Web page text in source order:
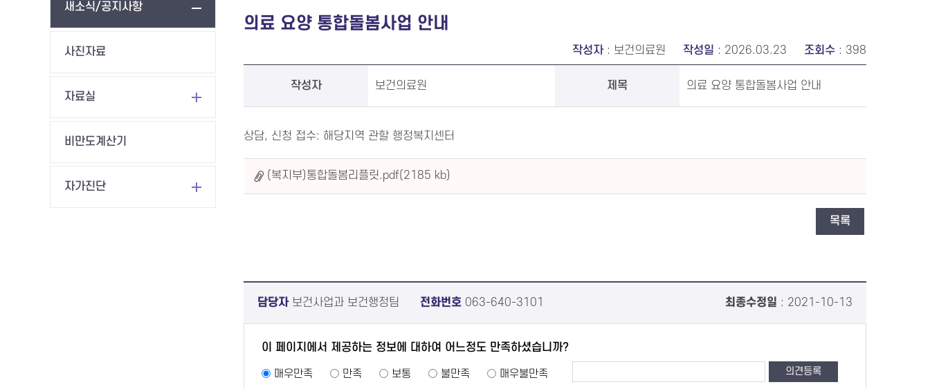
새소식/공지사항
사진자료
자료실
비만도계산기
자가진단
의료 요양 통합돌봄사업 안내
작성자: 보건의료원 작성일 : 2026.03.23 조회수 : 398
작성자 보건의료원 제목 의료 요양 통합돌봄사업 안내
상담, 신청 접수: 해당지역 관할 행정복지센터
(복지부)통합돌봄리플릿.pdf(2185 kb)
목록
담당자보건사업과 보건행정팀 전화번호 063-640-3101 최종수정일 : 2021-10-13
이 페이지에서 제공하는 정보에 대하여 어느정도 만족하셨습니까?
매우만족 만족 보통 불만족 매우불만족